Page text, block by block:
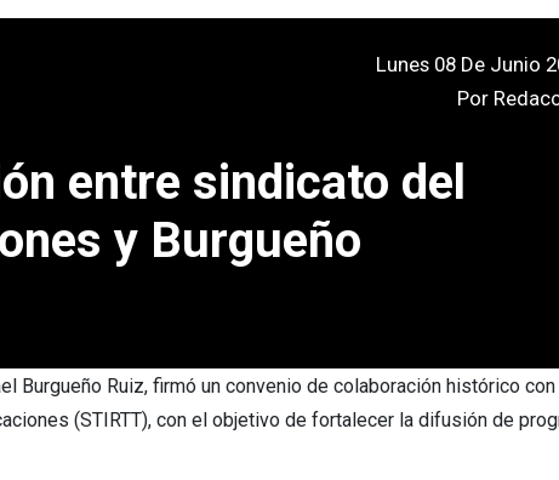
Lunes 08 De Junio
Por
entre sindicato del
y Burgueño
Burgueño Ruiz, firmó un convenio de colaboración histórico
(STIRTT), con el objetivo de fortalecer la difusión de